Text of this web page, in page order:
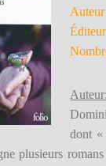
Auteur:
dont «
plusieurs